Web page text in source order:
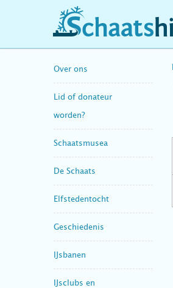
schaatshistorie.nl
Over ons
Lid of donateur
worden?
Schaatsmusea
De Schaats
Elfstedentocht
Geschiedenis
IJsbanen
IJsclubs en